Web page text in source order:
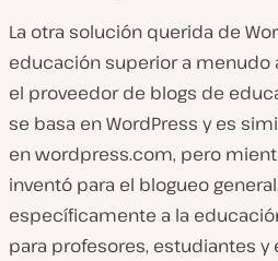
La otra solución querida de
educación superior a menudo
el proveedor de blogs de
se basa en WordPress y es
en wordpress.com, pero
inventó para el blogueo
específicamente a la
para profesores, estudiantes y